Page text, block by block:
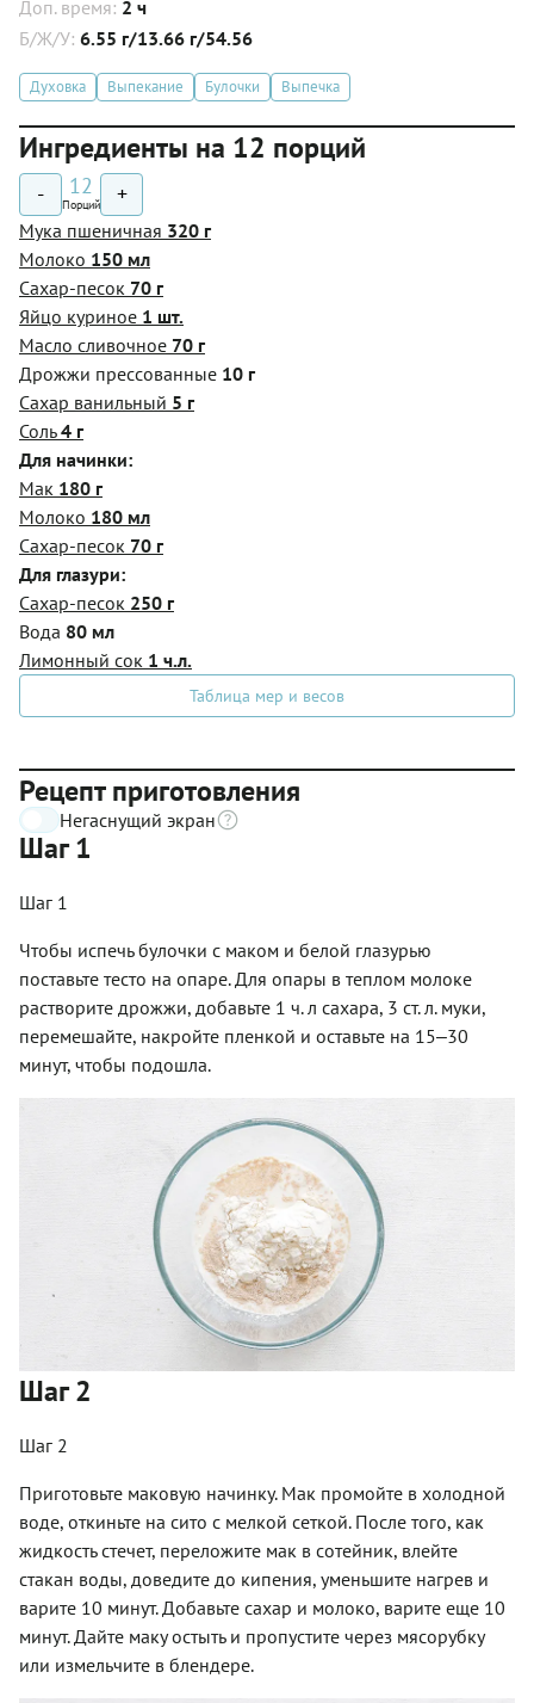
Доп. время: 2 ч
Б/Ж/У: 6.55 г/13.66 г/54.56
Духовка Выпекание Булочки Выпечка
Ингредиенты на 12 порций
- 12
Порций +
Мука пшеничная 320 г
Молоко 150 мл
Сахар-песок 70 г
Яйцо куриное 1 шт.
Масло сливочное 70 г
Дрожжи прессованные 10 г
Сахар ванильный 5 г
Соль4 г
Для начинки:
Мак 180 г
Молоко 180 мл
Сахар-песок 70 г
Для глазури:
Сахар-песок 250 г
Вода 80 мл
Лимонный сок 1 ч.л.
Таблица мер и весов
Рецепт приготовления
Негаснущий экран
Шаг 1
Шаг 1
Чтобы испечь булочки с маком и белой глазурью
поставьте тесто на опаре. Для опары в теплом молоке
растворите дрожжи, добавьте 1 ч. л сахара, 3 ст. л. муки,
перемешайте, накройте пленкой и оставьте на 15‒30
минут, чтобы подошла.
Шаг 2
Шаг 2
Приготовьте маковую начинку. Мак промойте в холодной
воде, откиньте на сито с мелкой сеткой. После того, как
жидкость стечет, переложите мак в сотейник, влейте
стакан воды, доведите до кипения, уменьшите нагрев и
варите 10 минут. Добавьте сахар и молоко, варите еще 10
минут. Дайте маку остыть и пропустите через мясорубку
или измельчите в блендере.